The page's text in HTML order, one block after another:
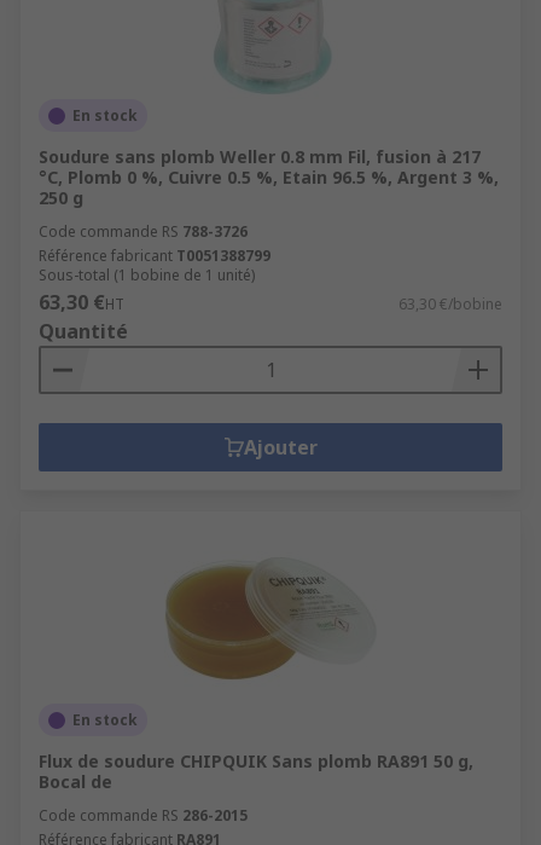
En stock
Soudure sans plomb Weller 0.8 mm Fil, fusion à 217
°C, Plomb 0 %, Cuivre 0.5 %, Etain 96.5 %, Argent 3 %,
250 g
Code commande RS 788-3726
Référence fabricant T0051388799
Sous-total (1 bobine de 1 unité)
63,30 €HT 63,30 €/bobine
Quantité
Ajouter
En stock
Flux de soudure CHIPQUIK Sans plomb RA891 50 g,
Bocal de
Code commande RS 286-2015
Référence fabricant RA891